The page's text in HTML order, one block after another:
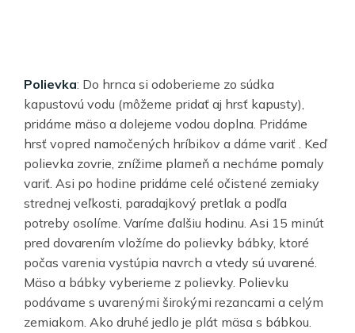
Polievka: Do hrnca si odoberieme zo súdka
kapustovú vodu (môžeme pridať aj hrsť kapusty),
pridáme mäso a dolejeme vodou doplna. Pridáme
hrsť vopred namočených hríbikov a dáme variť . Keď
polievka zovrie, znížime plameň a necháme pomaly
variť. Asi po hodine pridáme celé očistené zemiaky
strednej veľkosti, paradajkový pretlak a podľa
potreby osolíme. Varíme ďalšiu hodinu. Asi 15 minút
pred dovarením vložíme do polievky bábky, ktoré
počas varenia vystúpia navrch a vtedy sú uvarené.
Mäso a bábky vyberieme z polievky. Polievku
podávame s uvarenými širokými rezancami a celým
zemiakom. Ako druhé jedlo je plát mäsa s bábkou.